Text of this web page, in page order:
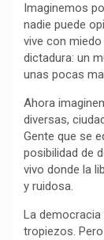
c
e
b
o
k
t
Imaginemos
nadie puede
vive con
dictadura: un
unas pocas
Ahora
diversas,
Gente que se
posibilidad de
vivo donde la
y ruidosa.
La
tropiezos.